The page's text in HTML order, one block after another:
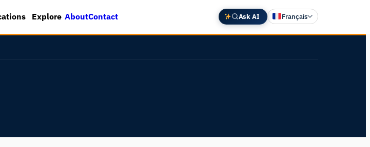
Explore AboutContact Ask AI Français
English